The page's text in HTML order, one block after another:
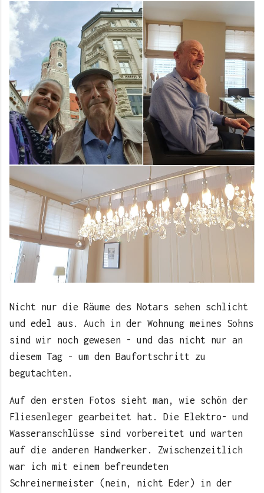
Nicht nur die Räume des Notars sehen schlicht
und edel aus. Auch in der Wohnung meines Sohns
sind wir noch gewesen - und das nicht nur an
diesem Tag - um den Baufortschritt zu
begutachten.
Auf den ersten Fotos sieht man, wie schön der
Fliesenleger gearbeitet hat. Die Elektro- und
Wasseranschlüsse sind vorbereitet und warten
auf die anderen Handwerker. Zwischenzeitlich
war ich mit einem befreundeten
Schreinermeister (nein, nicht Eder) in der